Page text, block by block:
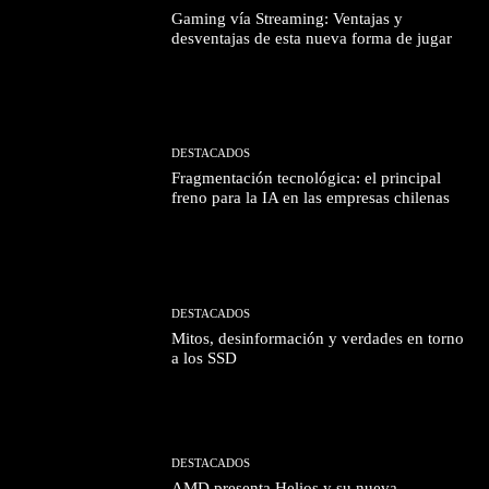
Gaming vía Streaming: Ventajas y
desventajas de esta nueva forma de jugar
DESTACADOS
Fragmentación tecnológica: el principal
freno para la IA en las empresas chilenas
DESTACADOS
Mitos, desinformación y verdades en torno
a los SSD
DESTACADOS